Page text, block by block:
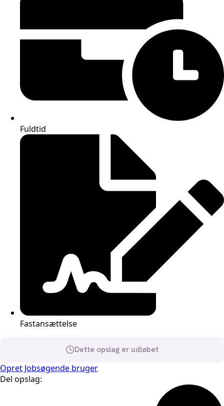
Fuldtid
Fastansættelse
Dette opslag er udløbet
Opret Jobsøgende bruger
Del opslag: